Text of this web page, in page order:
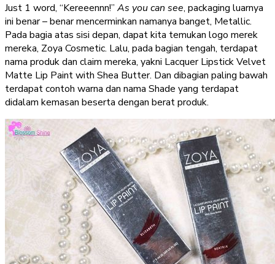
Just 1 word, “Kereeennn!” As you can see, packaging luarnya
ini benar – benar mencerminkan namanya banget, Metallic.
Pada bagia atas sisi depan, dapat kita temukan logo merek
mereka, Zoya Cosmetic. Lalu, pada bagian tengah, terdapat
nama produk dan claim mereka, yakni Lacquer Lipstick Velvet
Matte Lip Paint with Shea Butter. Dan dibagian paling bawah
terdapat contoh warna dan nama Shade yang terdapat
didalam kemasan beserta dengan berat produk.